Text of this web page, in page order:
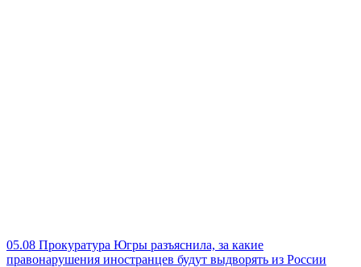
05.08 Прокуратура Югры разъяснила, за какие
правонарушения иностранцев будут выдворять из России